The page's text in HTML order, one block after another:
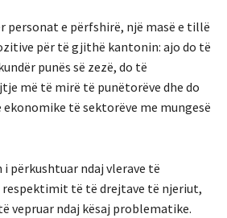
personat e përfshirë, një masë e tillë
për të gjithë kantonin: ajo do të
punës së zezë, do të
më të mirë të punëtorëve dhe do
të sektorëve me mungesë
i përkushtuar ndaj vlerave të
respektimit të të drejtave të njeriut,
vepruar ndaj kësaj problematike.